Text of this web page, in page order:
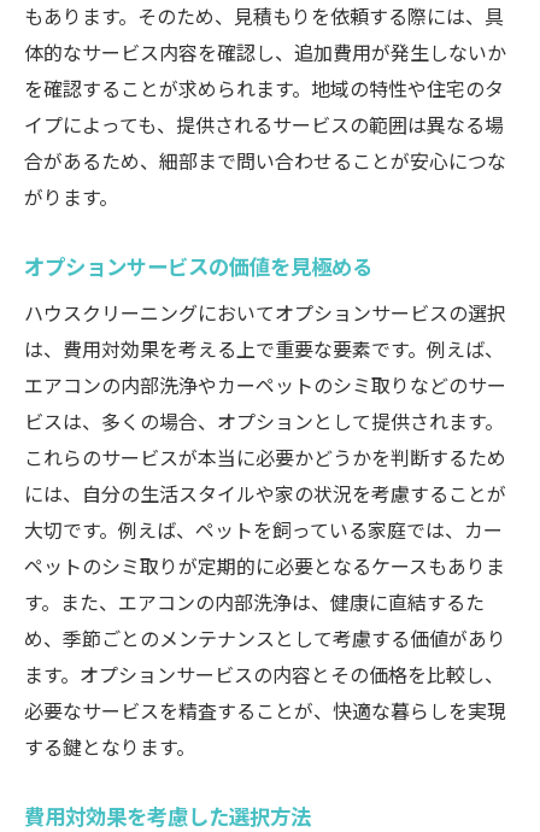
もあります。そのため、見積もりを依頼する際には、具
体的なサービス内容を確認し、追加費用が発生しないか
を確認することが求められます。地域の特性や住宅のタ
イプによっても、提供されるサービスの範囲は異なる場
合があるため、細部まで問い合わせることが安心につな
がります。
オプションサービスの価値を見極める
ハウスクリーニングにおいてオプションサービスの選択
は、費用対効果を考える上で重要な要素です。例えば、
エアコンの内部洗浄やカーペットのシミ取りなどのサー
ビスは、多くの場合、オプションとして提供されます。
これらのサービスが本当に必要かどうかを判断するため
には、自分の生活スタイルや家の状況を考慮することが
大切です。例えば、ペットを飼っている家庭では、カー
ペットのシミ取りが定期的に必要となるケースもありま
す。また、エアコンの内部洗浄は、健康に直結するた
め、季節ごとのメンテナンスとして考慮する価値があり
ます。オプションサービスの内容とその価格を比較し、
必要なサービスを精査することが、快適な暮らしを実現
する鍵となります。
費用対効果を考慮した選択方法